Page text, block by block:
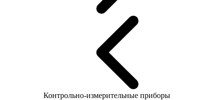
Контрольно-измерительные приборы